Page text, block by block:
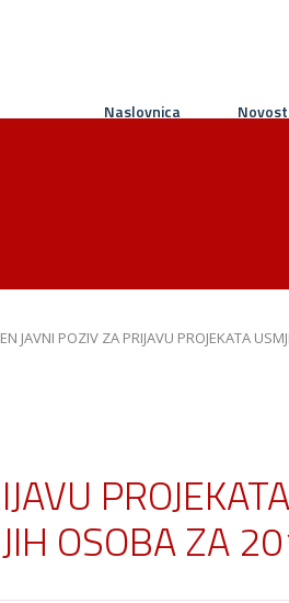
Naslovnica
JAVNI POZIV ZA PRIJAVU PROJEKATA
OSOBA ZA